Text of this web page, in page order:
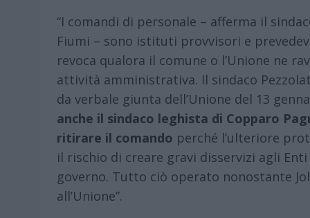
“I comandi di personale – afferma il
Fiumi – sono istituti provvisori e
revoca qualora il comune o l’Unione ne
attività amministrativa. Il sindaco
da verbale giunta dell’Unione del 13
anche il sindaco leghista di Copparo
ritirare il comando perché l’ulteriore
il rischio di creare gravi disservizi agli
governo. Tutto ciò operato nonostante
all’Unione”.